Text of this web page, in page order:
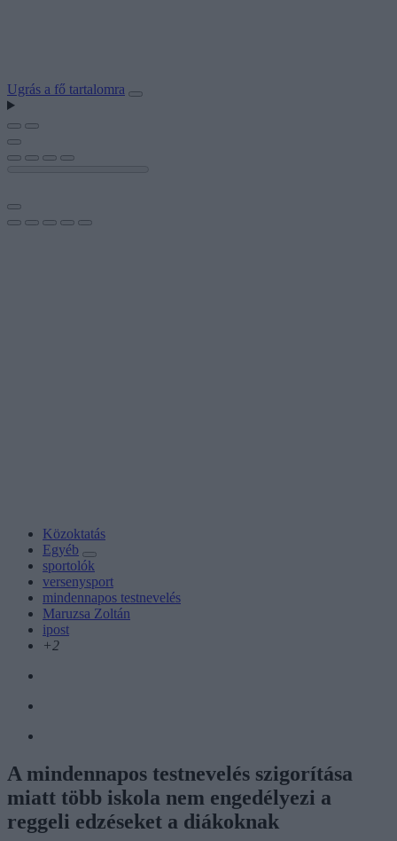
Ugrás a fő tartalomra
Közoktatás
Egyéb
sportolók
versenysport
mindennapos testnevelés
Maruzsa Zoltán
ipost
+2
A mindennapos testnevelés szigorítása
miatt több iskola nem engedélyezi a
reggeli edzéseket a diákoknak